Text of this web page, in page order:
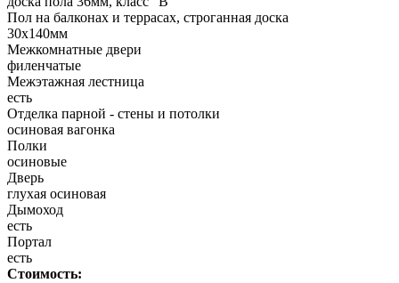
Пол на балконах и террасах, строганная доска
30x140мм
Межкомнатные двери
филенчатые
Межэтажная лестница
есть
Отделка парной - стены и потолки
осиновая вагонка
Полки
осиновые
Дверь
глухая осиновая
Дымоход
есть
Портал
есть
Стоимость: